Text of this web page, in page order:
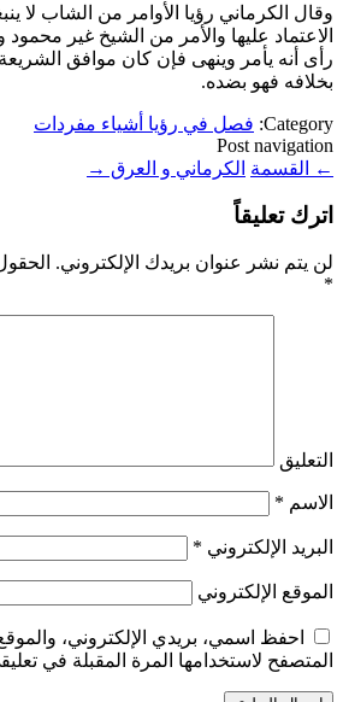
وقال الكرماني رؤيا الأوامر من الشاب لا
الاعتماد عليها والأمر من الشيخ غير
رأى أنه يأمر وينهى فإن كان موافق
بخلافه فهو بضده.
Category: فصل في رؤيا أشياء مفردات
Post navigation
←
القسمة الكرماني و العرق →
اترك تعليقاً
لن يتم نشر عنوان بريدك الإلكتروني.
*
التعليق
الاسم *
البريد الإلكتروني *
الموقع الإلكتروني
احفظ اسمي، بريدي الإلكتروني،
المتصفح لاستخدامها المرة المقبلة في